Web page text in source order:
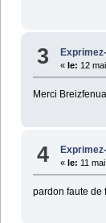
3 «le: 12
Merci
4 « le: 11
pardon faute de